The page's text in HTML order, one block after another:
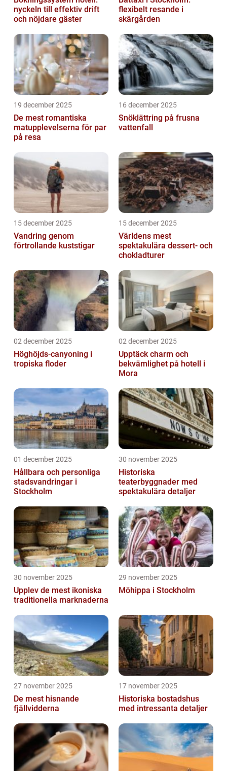
nyckeln till effektiv drift
och nöjdare gäster
flexibelt resande i
skärgården
19 december 2025
De mest romantiska
matupplevelserna för par
på resa
16 december 2025
Snöklättring på frusna
vattenfall
15 december 2025
Vandring genom
förtrollande kuststigar
15 december 2025
Världens mest
spektakulära dessert- och
chokladturer
02 december 2025
Höghöjds-canyoning i
tropiska floder
02 december 2025
Upptäck charm och
bekvämlighet på hotell i
Mora
01 december 2025
Hållbara och personliga
stadsvandringar i
Stockholm
30 november 2025
Historiska
teaterbyggnader med
spektakulära detaljer
30 november 2025
Upplev de mest ikoniska
traditionella marknaderna
29 november 2025
Möhippa i Stockholm
27 november 2025
De mest hisnande
fjällvidderna
17 november 2025
Historiska bostadshus
med intressanta detaljer